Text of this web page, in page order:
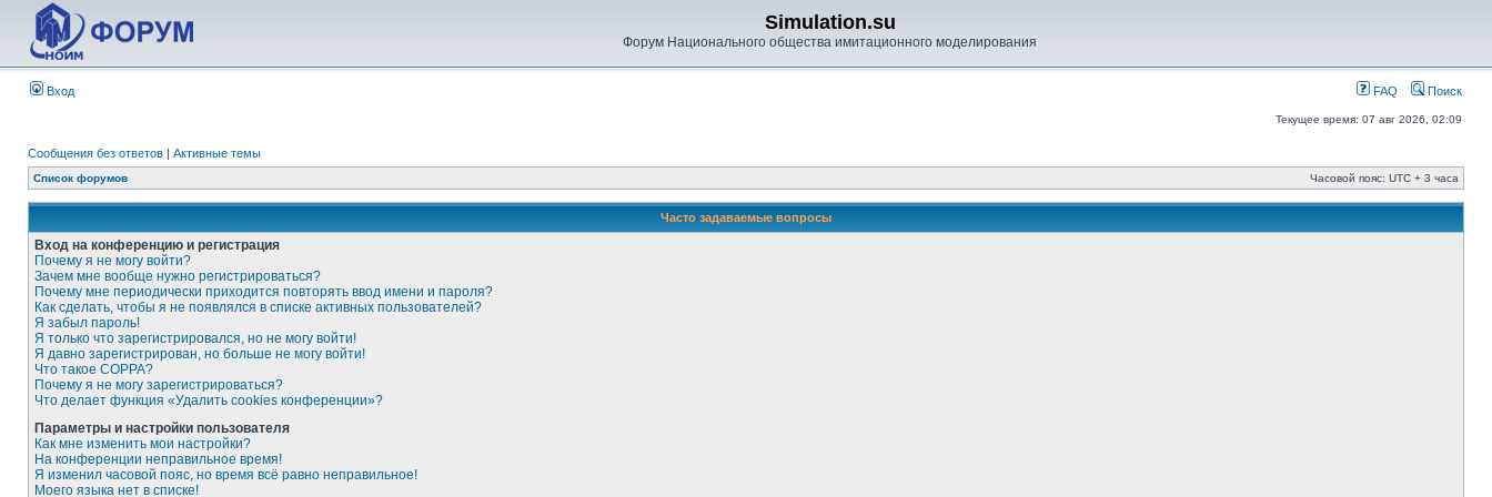
Simulation.su
Форум Национального общества имитационного моделирования
Вход FAQ Поиск
Текущее время: 07 авг 2026, 02:09
Сообщения без ответов | Активные темы
Список форумов Часовой пояс: UTC + 3 часа
Часто задаваемые вопросы
Вход на конференцию и регистрация
Почему я не могу войти?
Зачем мне вообще нужно регистрироваться?
Почему мне периодически приходится повторять ввод имени и пароля?
Как сделать, чтобы я не появлялся в списке активных пользователей?
Я забыл пароль!
Я только что зарегистрировался, но не могу войти!
Я давно зарегистрирован, но больше не могу войти!
Что такое COPPA?
Почему я не могу зарегистрироваться?
Что делает функция «Удалить cookies конференции»?
Параметры и настройки пользователя
Как мне изменить мои настройки?
На конференции неправильное время!
Я изменил часовой пояс, но время всё равно неправильное!
Моего языка нет в списке!